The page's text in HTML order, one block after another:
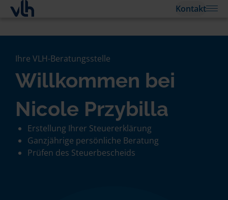
Kontakt
Ihre VLH-Beratungsstelle
Willkommen bei
Nicole Przybilla
Erstellung Ihrer Steuererklärung
Ganzjährige persönliche Beratung
Prüfen des Steuerbescheids